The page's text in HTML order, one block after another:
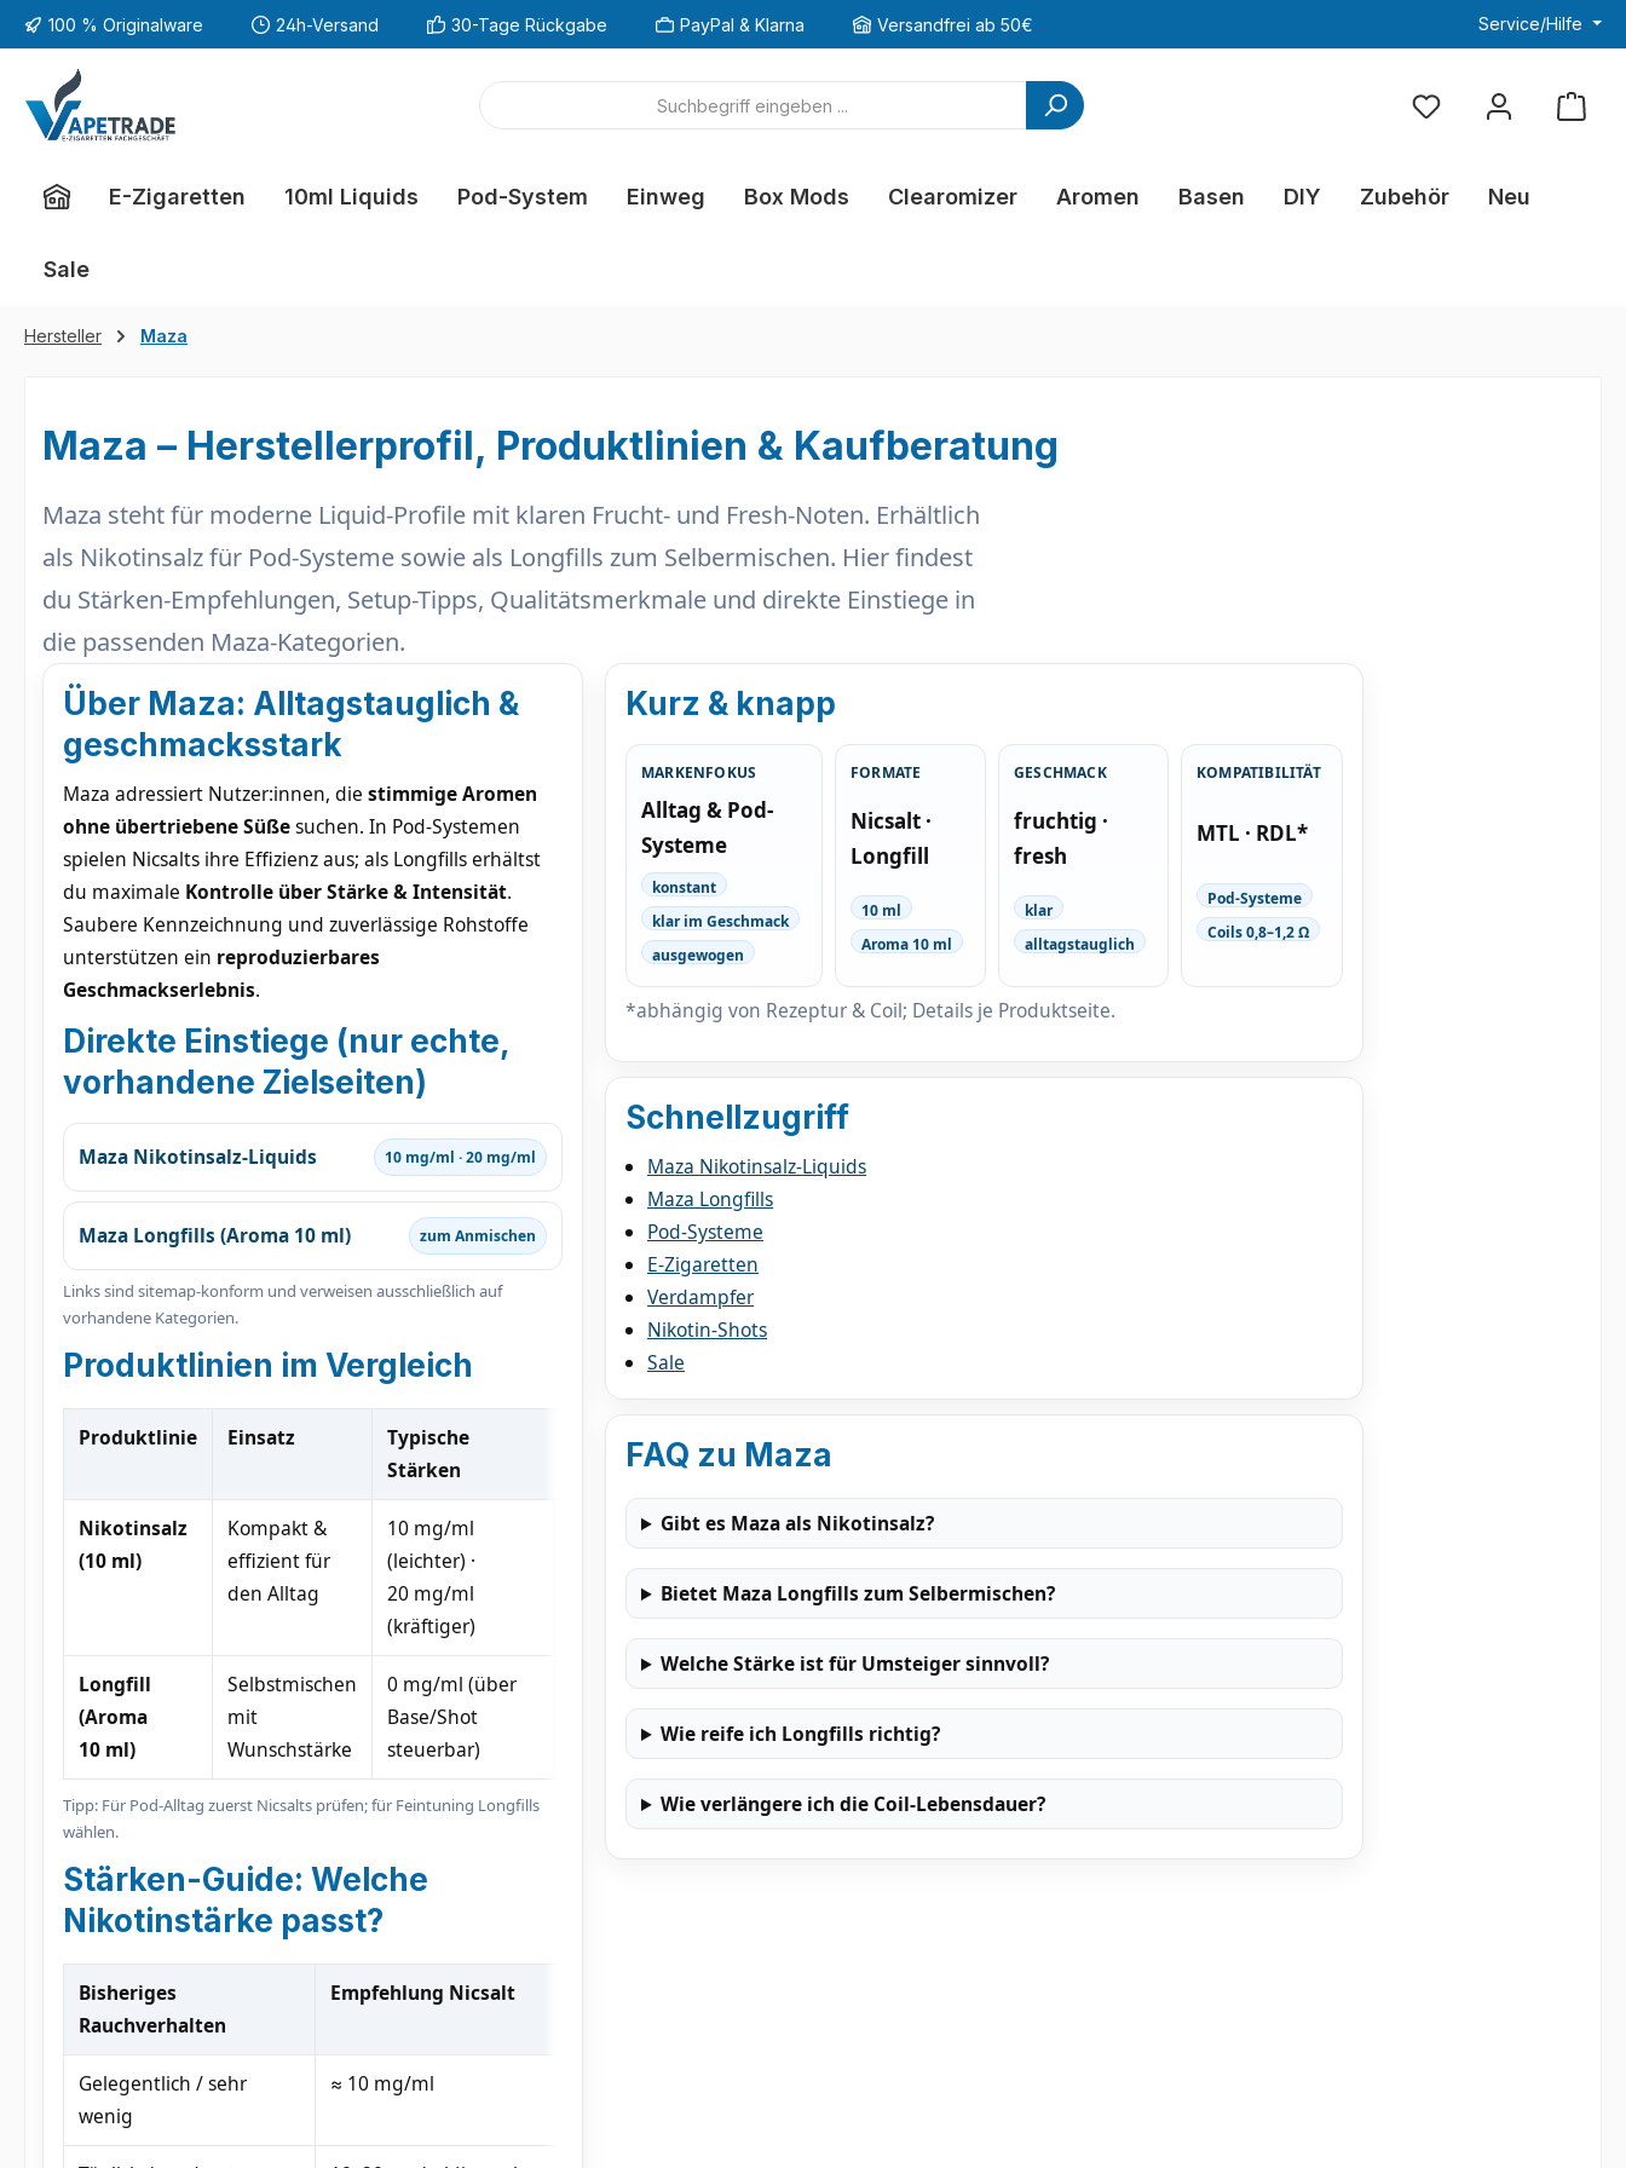
Hauptinhalt springen
Zur Suche springen
Zur Hauptnavigation springen
100 % Originalware 24h-Versand 30-Tage Rückgabe PayPal & Klarna Versandfrei ab 50€ Service/Hilfe
Du hast 0 Produkte
E-Zigaretten 10ml Liquids Pod-System Einweg Box Mods Clearomizer Aromen Basen DIY Zubehör Neu
Sale
Hersteller Maza
Maza – Herstellerprofil, Produktlinien & Kaufberatung
Maza steht für moderne Liquid-Profile mit klaren Frucht- und Fresh-Noten. Erhältlich
als Nikotinsalzfür Pod-Systeme sowie als Longfills zum Selbermischen. Hier findest
du Stärken-Empfehlungen, Setup-Tipps, Qualitätsmerkmale und direkte Einstiege in
die passenden Maza-Kategorien.
Über Maza: Alltagstauglich &
geschmacksstark
Maza adressiert Nutzer:innen, die stimmige Aromen
ohne übertriebene Süßesuchen. In Pod-Systemen
spielen Nicsalts ihre Effizienz aus; als Longfills erhältst
du maximale Kontrolle über Stärke & Intensität.
Saubere Kennzeichnung und zuverlässige Rohstoffe
unterstützen ein reproduzierbares
Geschmackserlebnis.
Direkte Einstiege (nur echte,
vorhandene Zielseiten)
Maza Nikotinsalz-Liquids 10 mg/ml · 20 mg/ml
Maza Longfills (Aroma 10 ml) zum Anmischen
Links sind sitemap-konform und verweisen ausschließlich auf
vorhandene Kategorien.
Produktlinien im Vergleich
Produktlinie Einsatz
Typische
Stärken
Empfohlenes Setup
Nikotinsalz
(10 ml)
Kompakt &
effizient für
den Alltag
10 mg/ml
(leichter) ·
20 mg/ml
(kräftiger)
Pod-Systeme (MTL), Coils ~0,8–1,2 Ω,
Longfill
(Aroma
10 ml)
Selbstmischen
mit
Wunschstärke
0 mg/ml (über
Base/Shot
steuerbar)
MTL & RDL – je nach Coil/Leistung;
mit Base & Nikotin-Shots auf
Zielstärke bringen
Tipp: Für Pod-Alltag zuerst Nicsalts prüfen; für Feintuning Longfills
wählen.
Stärken-Guide: Welche
Nikotinstärke passt?
Bisheriges
Rauchverhalten
Empfehlung Nicsalt
Gelegentlich / sehr
wenig
≈ 10 mg/ml
Kurz & knapp
MARKENFOKUS
Alltag & Pod-
Systeme
konstant
klar im Geschmack
ausgewogen
FORMATE
Nicsalt ·
Longfill
10 ml
Aroma 10 ml
GESCHMACK
fruchtig ·
fresh
klar
alltagstauglich
KOMPATIBILITÄT
MTL · RDL*
Pod-Systeme
Coils 0,8–1,2 Ω
*abhängig von Rezeptur & Coil; Details je Produktseite.
Schnellzugriff
Maza Nikotinsalz-Liquids
Maza Longfills
Pod-Systeme
E-Zigaretten
Verdampfer
Nikotin-Shots
Sale
FAQ zu Maza
Gibt es Maza als Nikotinsalz?
Bietet Maza Longfills zum Selbermischen?
Welche Stärke ist für Umsteiger sinnvoll?
Wie reife ich Longfills richtig?
Wie verlängere ich die Coil-Lebensdauer?